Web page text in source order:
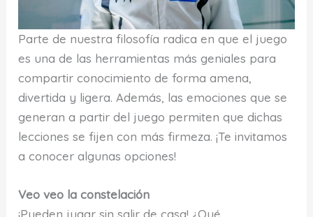
Parte de nuestra filosofía radica en que el juego
es una de las herramientas más geniales para
compartir conocimiento de forma amena,
divertida y ligera. Además, las emociones que se
generan a partir del juego permiten que dichas
lecciones se fijen con más firmeza. ¡Te invitamos
a conocer algunas opciones!
Veo veo la constelación
¡Pueden jugar sin salir de casa! ¿Qué